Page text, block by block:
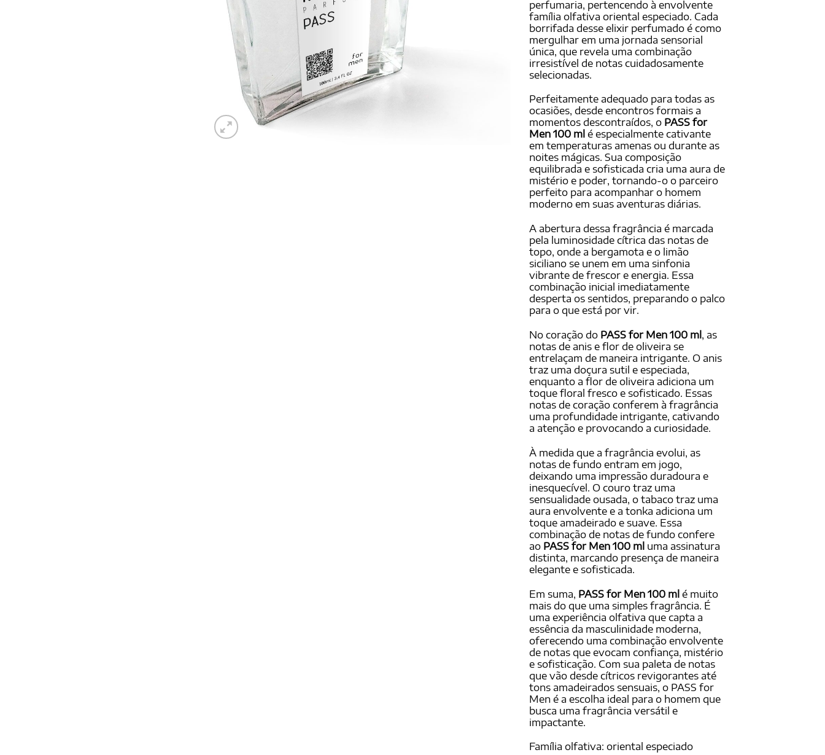
perfumaria, pertencendo à envolvente
família olfativa oriental especiado. Cada
borrifada desse elixir perfumado é como
mergulhar em uma jornada sensorial
única, que revela uma combinação
irresistível de notas cuidadosamente
selecionadas.
Perfeitamente adequado para todas as
ocasiões, desde encontros formais a
momentos descontraídos, o PASS for
Men 100 ml é especialmente cativante
em temperaturas amenas ou durante as
noites mágicas. Sua composição
equilibrada e sofisticada cria uma aura de
mistério e poder, tornando-o o parceiro
perfeito para acompanhar o homem
moderno em suas aventuras diárias.
A abertura dessa fragrância é marcada
pela luminosidade cítrica das notas de
topo, onde a bergamota e o limão
siciliano se unem em uma sinfonia
vibrante de frescor e energia. Essa
combinação inicial imediatamente
desperta os sentidos, preparando o palco
para o que está por vir.
No coração do PASS for Men 100 ml , as
notas de anis e flor de oliveira se
entrelaçam de maneira intrigante. O anis
traz uma doçura sutil e especiada,
enquanto a flor de oliveira adiciona um
toque floral fresco e sofisticado. Essas
notas de coração conferem à fragrância
uma profundidade intrigante, cativando
a atenção e provocando a curiosidade.
À medida que a fragrância evolui, as
notas de fundo entram em jogo,
deixando uma impressão duradoura e
inesquecível. O couro traz uma
sensualidade ousada, o tabaco traz uma
aura envolvente e a tonka adiciona um
toque amadeirado e suave. Essa
combinação de notas de fundo confere
ao PASS for Men 100 ml uma assinatura
distinta, marcando presença de maneira
elegante e sofisticada.
Em suma, PASS for Men 100 ml é muito
mais do que uma simples fragrância. É
uma experiência olfativa que capta a
essência da masculinidade moderna,
oferecendo uma combinação envolvente
de notas que evocam confiança, mistério
e sofisticação. Com sua paleta de notas
que vão desde cítricos revigorantes até
tons amadeirados sensuais, o PASS for
Men é a escolha ideal para o homem que
busca uma fragrância versátil e
impactante.
Família olfativa: oriental especiado